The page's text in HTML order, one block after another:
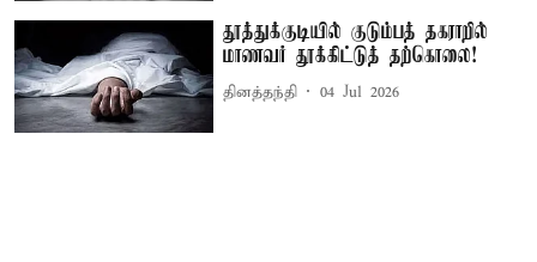
தூத்துக்குடியில் குடும்பத் தகராறில்
மாணவர் தூக்கிட்டுத் தற்கொலை!
தினத்தந்தி 04 Jul 2026